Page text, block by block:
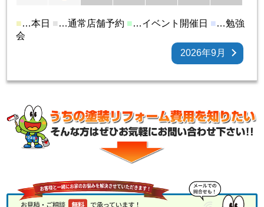
■…本日 ■ …通常店舗予約 ■…イベント開催日 ■…勉強
会
2026年9月